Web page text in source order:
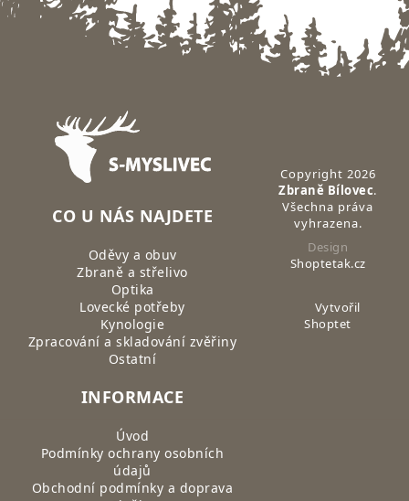
Zápatí
CO U NÁS NAJDETE
Oděvy a obuv
Zbraně a střelivo
Optika
Lovecké potřeby
Kynologie
Zpracování a skladování zvěřiny
Ostatní
INFORMACE
Úvod
Podmínky ochrany osobních
údajů
Obchodní podmínky a doprava
Copyright 2026
Zbraně Bílovec.
Všechna práva
vyhrazena.
Design
Shoptetak.cz
Vytvořil
Shoptet